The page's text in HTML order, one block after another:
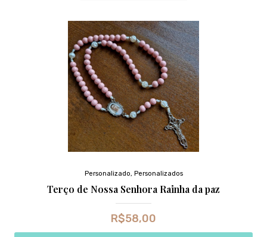
Personalizado, Personalizados
Terço de Nossa Senhora Rainha da paz
R$58,00